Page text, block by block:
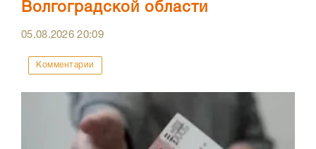
Волгоградской области
05.08.202620:09
Комментарии